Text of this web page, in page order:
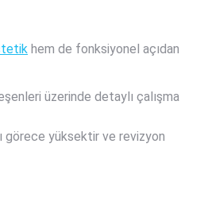
hem de fonksiyonel açıdan
üzerinde detaylı çalışma
görece yüksektir ve revizyon